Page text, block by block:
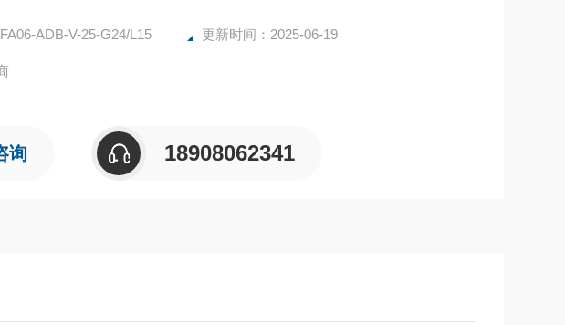
ADB-V-25-G24/L15
更新时间：2025-06-19
询 18908062341